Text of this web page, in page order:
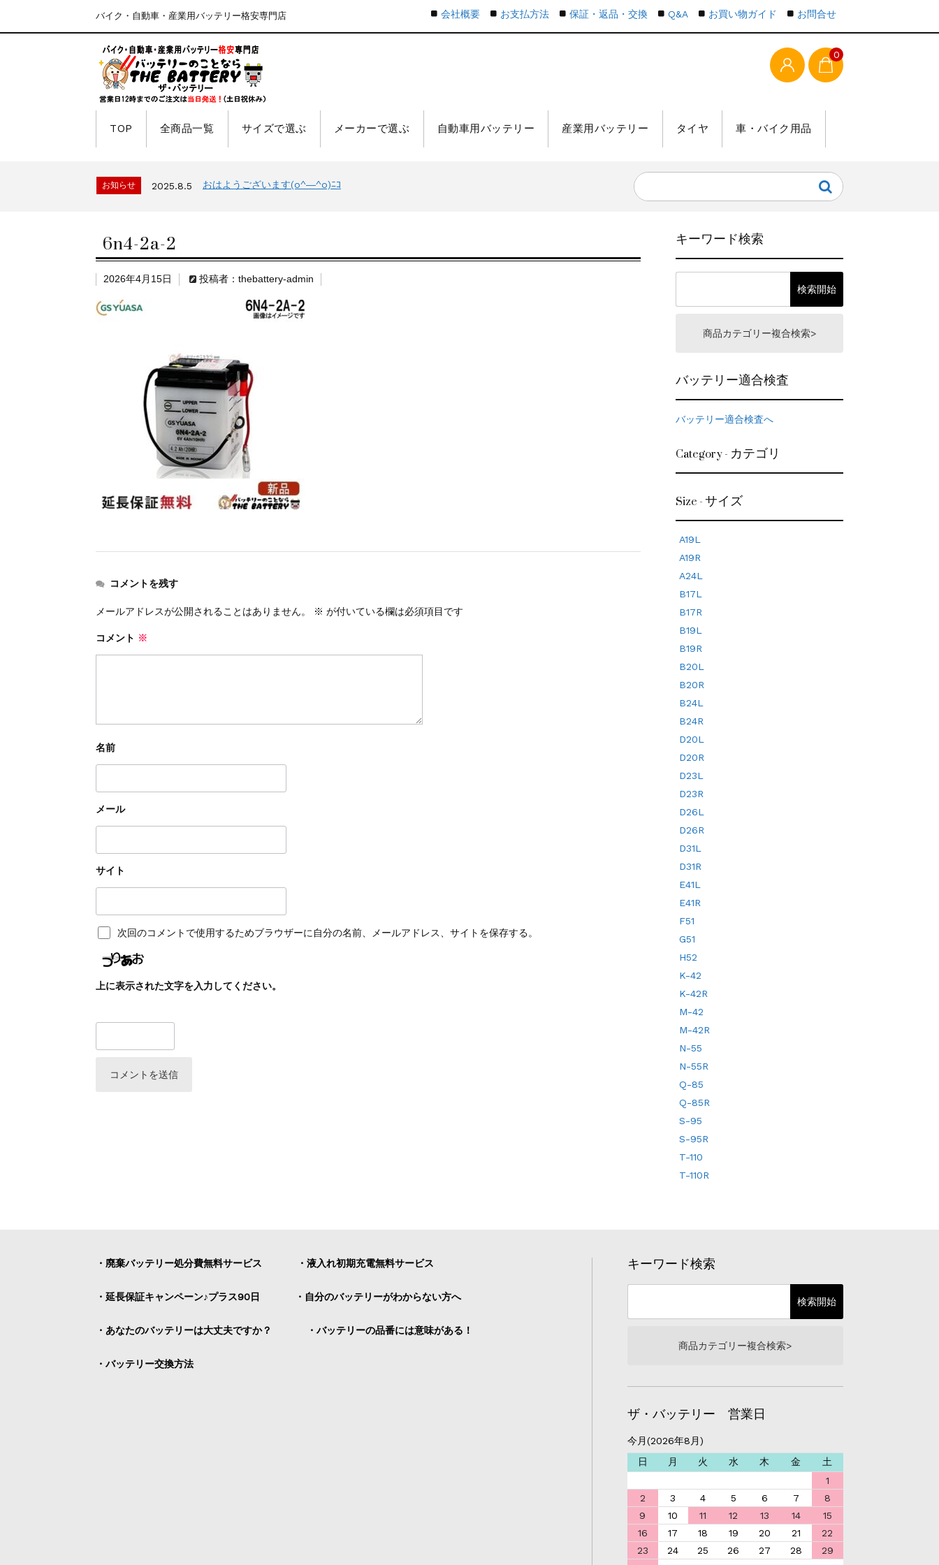
バイク・自動車・産業用バッテリー格安専門店
0
TOP 全商品一覧 サイズで選ぶ メーカーで選ぶ 自動車用バッテリー 産業用バッテリー タイヤ 車・バイク用品
会社概要 お支払方法 保証・返品・交換 Q&A お買い物ガイド お問合せ
お知らせ 2025.8.5 おはようございます(o^―^o)ﾆｺ
6n4-2a-2
2026年4月15日 投稿者：thebattery-admin
コメントを残す
メールアドレスが公開されることはありません。 ※ が付いている欄は必須項目です
コメント ※
名前
メール
サイト
次回のコメントで使用するためブラウザーに自分の名前、メールアドレス、サイトを保存する。
上に表示された文字を入力してください。
キーワード検索
商品カテゴリー複合検索>
バッテリー適合検査
バッテリー適合検査へ
Category - カテゴリ
Size - サイズ
A19L
A19R
A24L
B17L
B17R
B19L
B19R
B20L
B20R
B24L
B24R
D20L
D20R
D23L
D23R
D26L
D26R
D31L
D31R
E41L
E41R
F51
G51
H52
K-42
K-42R
M-42
M-42R
N-55
N-55R
Q-85
Q-85R
S-95
S-95R
T-110
T-110R
キーワード検索
商品カテゴリー複合検索>
ザ・バッテリー 営業日
今月(2026年8月)
日
月 火 水 木 金
土
1
2
3 4 5 6 7
8
9
10 11 12 13 14
15
16
17 18 19 20 21
22
23
24 25 26 27 28
29
・廃棄バッテリー処分費無料サービス ・液入れ初期充電無料サービス
・延長保証キャンペーン♪プラス90日 ・自分のバッテリーがわからない方へ
・あなたのバッテリーは大丈夫ですか？ ・バッテリーの品番には意味がある！
・バッテリー交換方法